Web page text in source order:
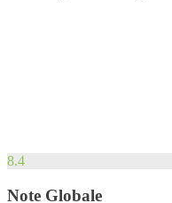
8.4
Note Globale